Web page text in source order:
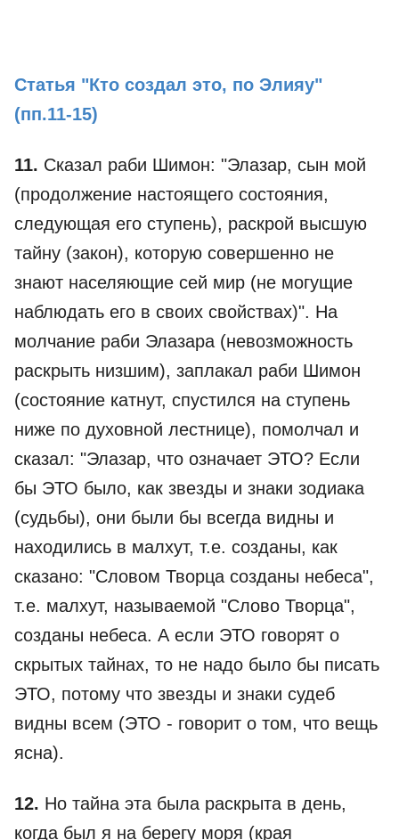
Статья "Кто создал это, по Элияу"
(пп.11-15)
11. Сказал раби Шимон: "Элазар, сын мой
(продолжение настоящего состояния,
следующая его ступень), раскрой высшую
тайну (закон), которую совершенно не
знают населяющие сей мир (не могущие
наблюдать его в своих свойствах)". На
молчание раби Элазара (невозможность
раскрыть низшим), заплакал раби Шимон
(состояние катнут, спустился на ступень
ниже по духовной лестнице), помолчал и
сказал: "Элазар, что означает ЭТО? Если
бы ЭТО было, как звезды и знаки зодиака
(судьбы), они были бы всегда видны и
находились в малхут, т.е. созданы, как
сказано: "Словом Творца созданы небеса",
т.е. малхут, называемой "Слово Творца",
созданы небеса. А если ЭТО говорят о
скрытых тайнах, то не надо было бы писать
ЭТО, потому что звезды и знаки судеб
видны всем (ЭТО - говорит о том, что вещь
ясна).
12. Но тайна эта была раскрыта в день,
когда был я на берегу моря (края